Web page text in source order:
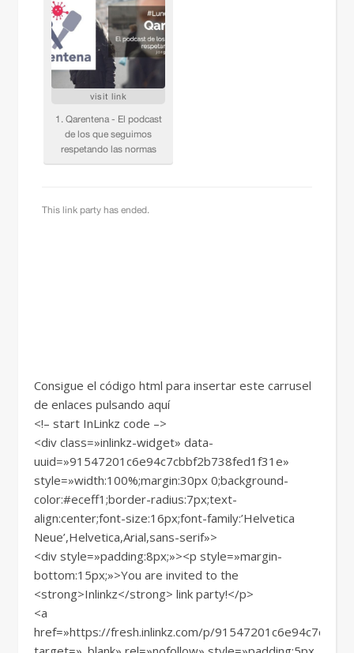
Consigue el código html para insertar este carrusel
de enlaces pulsando aquí
<!– start InLinkz code –>
<div class=»inlinkz-widget» data-
uuid=»91547201c6e94c7cbbf2b738fed1f31e»
style=»width:100%;margin:30px 0;background-
color:#eceff1;border-radius:7px;text-
align:center;font-size:16px;font-family:’Helvetica
Neue’,Helvetica,Arial,sans-serif»>
<div style=»padding:8px;»><p style=»margin-
bottom:15px;»>You are invited to the
<strong>Inlinkz</strong> link party!</p>
<a
href=»https://fresh.inlinkz.com/p/